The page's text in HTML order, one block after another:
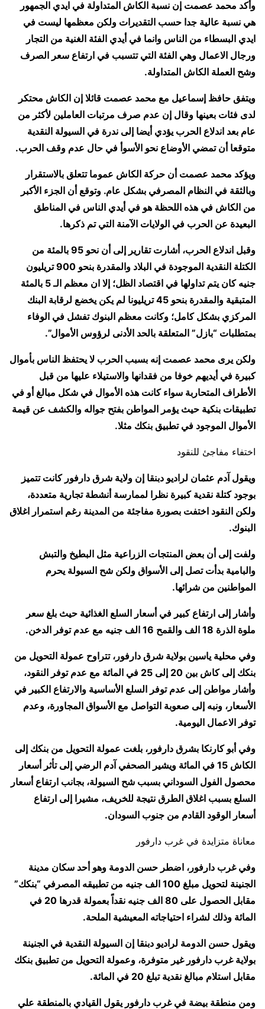
وأكد محمد عصمت إن نسبة الكاش المتداولة في ايدي الجمهور
هي نسبة عالية جدا حسب التقديرات ولكن معظمها ليست في
ايدي البسطاء من الناس وانما في أيدي الفئة الغنية من التجار
ورجال الاعمال وهي الفئة التي تتسبب في ارتفاع سعر الصرف
وشح العملة الكاش المتداولة.
ويتفق حافظ إسماعيل مع محمد عصمت قائلا إن الكاش محتكر
لدى فئات بعينها وقال إن عدم صرف مرتبات العاملين لأكثر من
عام بعد اندلاع الحرب يؤدي أيضا إلى ندرة في السيولة النقدية
متوقعا أن تمضي الأوضاع نحو الأسوأ في حال عدم وقف الحرب.
ويؤكد محمد عصمت أن حركة الكاش عموما تتعلق بالاستقرار
وبالثقة في النظام المصرفي بشكل عام. وتوقع أن الجزء الأكبر
من الكاش في هذه اللحظة هو في أيدي الناس في المناطق
البعيدة عن الحرب في الولايات الآمنة التي تم ذكرها.
وقبل اندلاع الحرب، أشارت تقارير إلى أن نحو 95 بالمئة من
الكتلة النقدية الموجودة في البلاد والمقدرة بنحو 900 تريليون
جنيه كان يتم تداولها في اقتصاد الظل؛ إلا ان معظم الـ 5 بالمئة
المتبقية والمقدرة بنحو 45 تريليونا لم يكن يخضع لرقابة البنك
المركزي بشكل كامل؛ وكانت معظم البنوك تفشل في الوفاء
بمتطلبات “بازل” المتعلقة بالحد الأدنى لرؤوس الأموال”.
ولكن يرى محمد عصمت إنه بسبب الحرب لا يحتفظ الناس بأموال
كبيرة في أيديهم خوفا من فقدانها والاستيلاء عليها من قبل
الأطراف المتحاربة سواء كانت هذه الأموال في شكل مبالغ أو في
تطبيقات بنكية حيث يؤمر المواطن بفتح جواله والكشف عن قيمة
الأموال الموجود في تطبيق بنكك مثلا.
اختفاء مفاجئ للنقود
ويقول آدم عثمان لراديو دبنقا إن ولاية شرق دارفور كانت تتميز
بوجود كتلة نقدية كبيرة نظرا لممارسة أنشطة تجارية متعددة،
ولكن النقود اختفت بصورة مفاجئة من المدينة رغم استمرار اغلاق
البنوك.
ولفت إلى أن بعض المنتجات الزراعية مثل البطيخ والتبش
والبامية بدأت تصل إلى الأسواق ولكن شح السيولة يحرم
المواطنين من شرائها.
وأشار إلى ارتفاع كبير في أسعار السلع الغذائية حيث بلغ سعر
ملوة الذرة 18 الف والقمح 16 الف جنيه مع عدم توفر الدخن.
وفي محلية ياسين بولاية شرق دارفور، تتراوح عمولة التحويل من
بنكك إلى كاش بين 20 إلى 25 في المائة مع عدم توفر النقود،
وأشار مواطن إلى عدم توفر السلع الأساسية والارتفاع الكبير في
الأسعار، ونبه إلى صعوبة التواصل مع الأسواق المجاورة، وعدم
توفر الاعمال اليومية.
وفي أبو كارنكا بشرق دارفور، بلغت عمولة التحويل من بنكك إلى
الكاش 15 في المائة ويشير الصحفي آدم الرضي إلى تأثر أسعار
محصول الفول السوداني بسبب شح السيولة، بجانب ارتفاع أسعار
السلع بسبب اغلاق الطرق نتيجة للخريف، مشيرا إلى ارتفاع
أسعار الوقود القادم من جنوب السودان.
معاناة متزايدة في غرب دارفور
وفي غرب دارفور، اضطر حسن الدومة وهو أحد سكان مدينة
الجنينة لتحويل مبلغ 100 الف جنيه من تطبيقه المصرفي “بنكك”
مقابل الحصول على 80 الف جنيه نقداً بعمولة قدرها 20 في
المائة وذلك لشراء احتياجاته المعيشية الملحة.
ويقول حسن الدومة لراديو دبنقا إن السيولة النقدية في الجنينة
بولاية غرب دارفور غير متوفرة، وعمولة التحويل من تطبيق بنكك
مقابل استلام مبالغ نقدية تبلغ 20 في المائة.
ومن منطقة بيضة في غرب دارفور يقول القيادي بالمنطقة علي